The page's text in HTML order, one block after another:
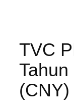
TVC